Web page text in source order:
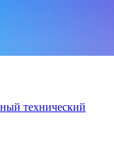
технический